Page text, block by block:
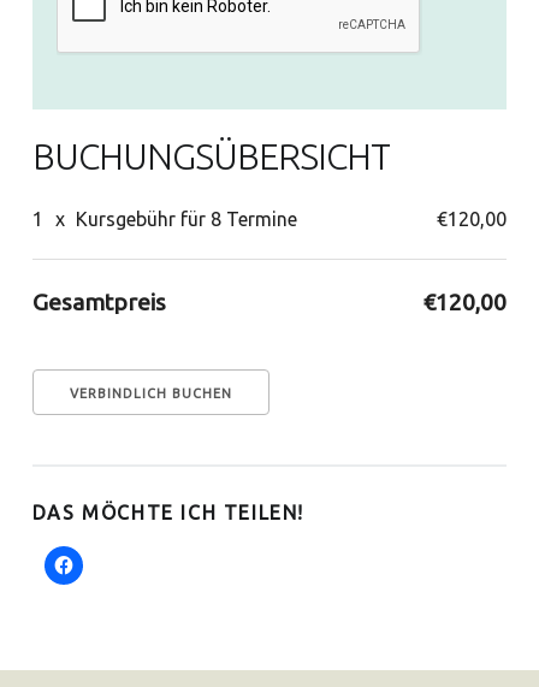
BUCHUNGSÜBERSICHT
1 x Kursgebühr für 8 Termine €120,00
Gesamtpreis €120,00
DAS MÖCHTE ICH TEILEN!